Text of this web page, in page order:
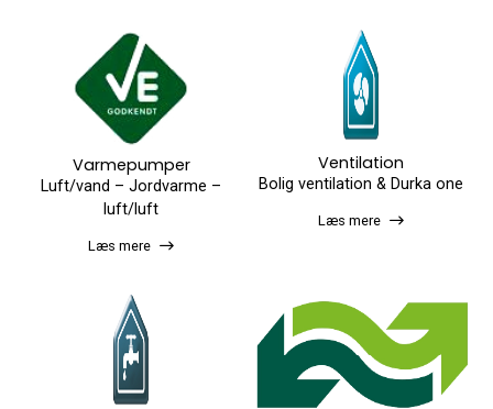
Varmepumper
Luft/vand – Jordvarme –
luft/luft
Læs mere
Ventilation
Bolig ventilation & Durka one
Læs mere